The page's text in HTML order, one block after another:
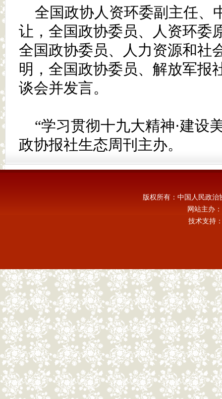
全国政协人资环委副主任、
让，全国政协委员、人资环委
全国政协委员、人力资源和社
明，全国政协委员、解放军报
谈会并发言。
“学习贯彻十九大精神·建设
政协报社生态周刊主办。
版权所有：中国人民政
网站主办
技术支持